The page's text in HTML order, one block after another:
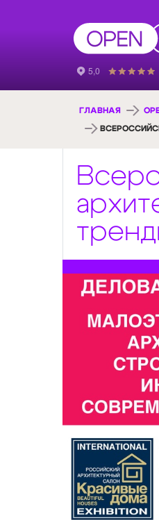
ГЛАВНАЯ